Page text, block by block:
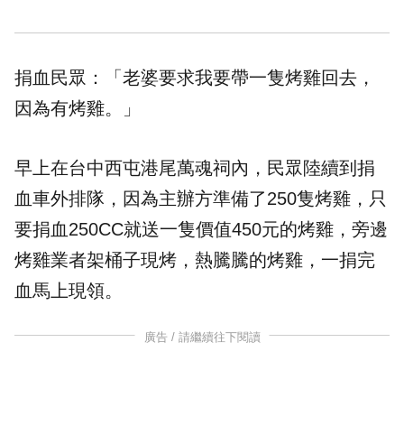
捐血民眾：「老婆要求我要帶一隻烤雞回去，
因為有烤雞。」
早上在台中西屯港尾萬魂祠內，民眾陸續到捐
血車外排隊，因為主辦方準備了250隻烤雞，只
要捐血250CC就送一隻價值450元的烤雞，旁邊
烤雞業者架桶子現烤，熱騰騰的烤雞，一捐完
血馬上現領。
廣告 / 請繼續往下閱讀